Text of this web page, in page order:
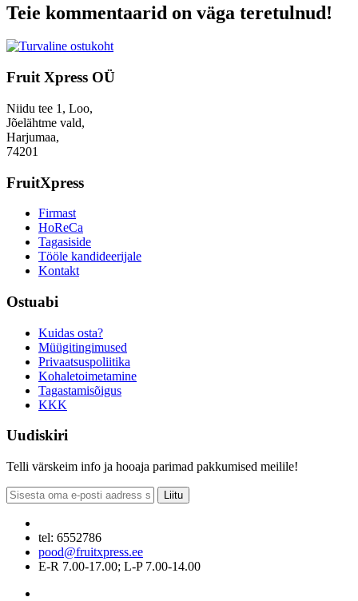
Teie kommentaarid on väga teretulnud!
Fruit Xpress OÜ
Niidu tee 1, Loo,
Jõelähtme vald,
Harjumaa,
74201
FruitXpress
Firmast
HoReCa
Tagasiside
Tööle kandideerijale
Kontakt
Ostuabi
Kuidas osta?
Müügitingimused
Privaatsuspoliitika
Kohaletoimetamine
Tagastamisõigus
KKK
Uudiskiri
Telli värskeim info ja hooaja parimad pakkumised meilile!
Liitu
tel: 6552786
pood@fruitxpress.ee
E-R 7.00-17.00; L-P 7.00-14.00